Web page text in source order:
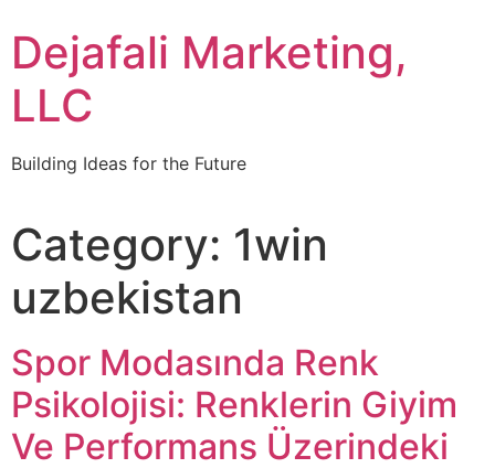
Dejafali Marketing,
LLC
Building Ideas for the Future
Category: 1win
uzbekistan
Spor Modasında Renk
Psikolojisi: Renklerin Giyim
Ve Performans Üzerindeki